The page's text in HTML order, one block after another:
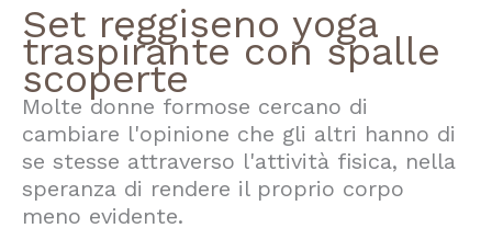
Set reggiseno yoga
traspirante con spalle
scoperte
Molte donne formose cercano di
cambiare l'opinione che gli altri hanno di
se stesse attraverso l'attività fisica, nella
speranza di rendere il proprio corpo
meno evidente.